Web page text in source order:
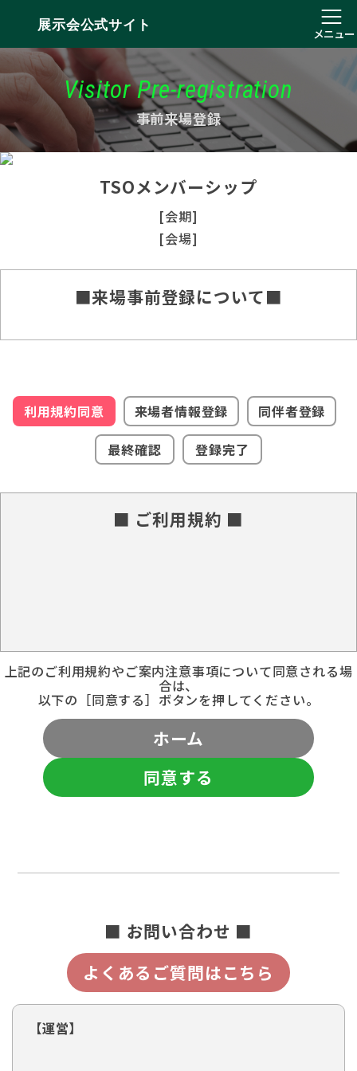
展示会公式サイト
メニュー
Visitor Pre-registration
事前来場登録
TSOメンバーシップ
[会期]
[会場]
■来場事前登録について■
利用規約同意 来場者情報登録
同伴者登録
最終確認
登録完了
■ ご利用規約 ■
上記のご利用規約やご案内注意事項について同意される場
合は、
以下の［同意する］ボタンを押してください。
ホーム
同意する
■ お問い合わせ ■
よくあるご質問はこちら
【運営】